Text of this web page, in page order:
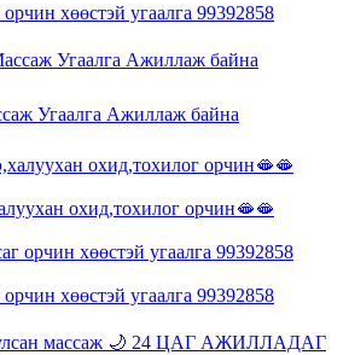
хөөстэй угаалга 99392858
Угаалга Ажиллаж байна
охид,тохилог орчин🫦🫦
хөөстэй угаалга 99392858